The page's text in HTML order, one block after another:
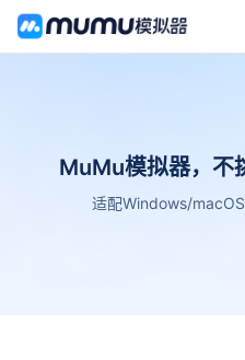
MuMu模拟器，不
适配Windows/